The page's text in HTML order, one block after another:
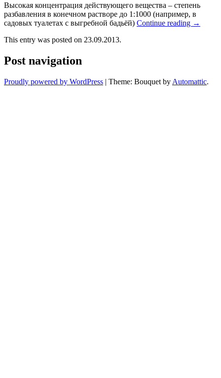
Высокая концентрация действующего вещества – степень
разбавления в конечном растворе до 1:1000 (например, в
садовых туалетах с выгребной бадьёй) Continue reading →
This entry was posted on 23.09.2013.
Post navigation
Proudly powered by WordPress | Theme: Bouquet by Automattic.